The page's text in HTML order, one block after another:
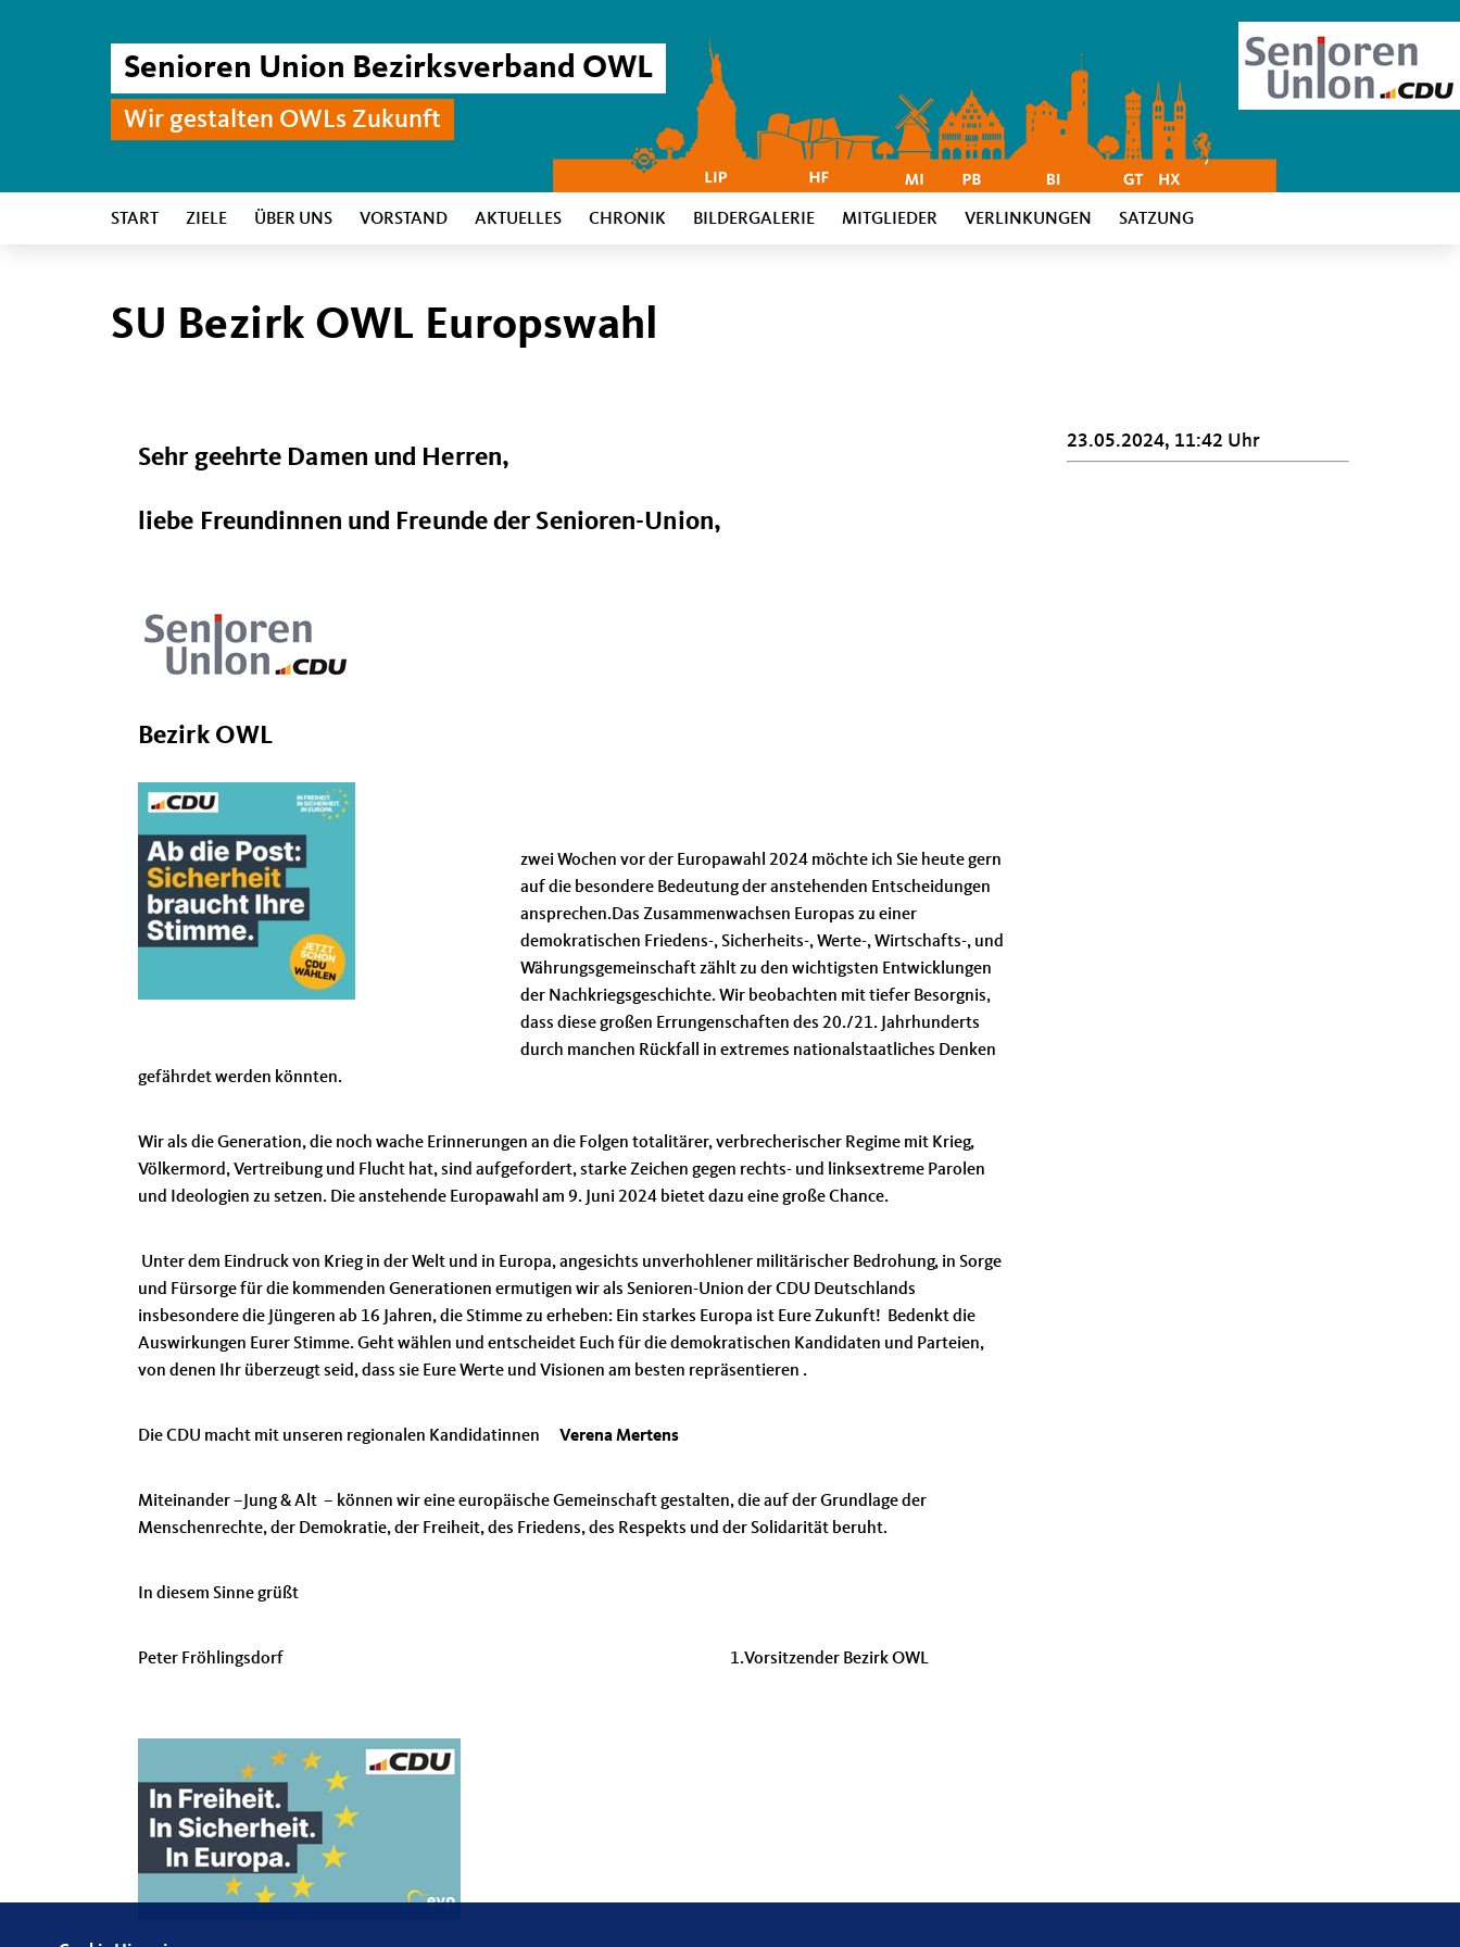
Senioren Union Bezirksverband OWL
Wir gestalten OWLs Zukunft
START ZIELE ÜBER UNS VORSTAND AKTUELLES CHRONIK BILDERGALERIE MITGLIEDER VERLINKUNGEN SATZUNG
SU Bezirk OWL Europswahl
Sehr geehrte Damen und Herren,
liebe Freundinnen und Freunde der Senioren-Union,
Bezirk OWL
zwei Wochen vor der Europawahl 2024 möchte ich Sie heute gern
auf die besondere Bedeutung der anstehenden Entscheidungen
ansprechen.Das Zusammenwachsen Europas zu einer
demokratischen Friedens-, Sicherheits-, Werte-, Wirtschafts-, und
Währungsgemeinschaft zählt zu den wichtigsten Entwicklungen
der Nachkriegsgeschichte. Wir beobachten mit tiefer Besorgnis,
dass diese großen Errungenschaften des 20./21. Jahrhunderts
durch manchen Rückfall in extremes nationalstaatliches Denken
gefährdet werden könnten.
Wir als die Generation, die noch wache Erinnerungen an die Folgen totalitärer, verbrecherischer Regime mit Krieg,
Völkermord, Vertreibung und Flucht hat, sind aufgefordert, starke Zeichen gegen rechts- und linksextreme Parolen
und Ideologien zu setzen. Die anstehende Europawahl am 9. Juni 2024 bietet dazu eine große Chance.
Unter dem Eindruck von Krieg in der Welt und in Europa, angesichts unverhohlener militärischer Bedrohung, in Sorge
und Fürsorge für die kommenden Generationen ermutigen wir als Senioren-Union der CDU Deutschlands
insbesondere die Jüngeren ab 16 Jahren, die Stimme zu erheben: Ein starkes Europa ist Eure Zukunft! Bedenkt die
Auswirkungen Eurer Stimme. Geht wählen und entscheidet Euch für die demokratischen Kandidaten und Parteien,
von denen Ihr überzeugt seid, dass sie Eure Werte und Visionen am besten repräsentieren .
Die CDU macht mit unseren regionalen Kandidatinnen Verena Mertens
Miteinander –Jung & Alt – können wir eine europäische Gemeinschaft gestalten, die auf der Grundlage der
Menschenrechte, der Demokratie, der Freiheit, des Friedens, des Respekts und der Solidarität beruht.
In diesem Sinne grüßt
Peter Fröhlingsdorf 1.Vorsitzender Bezirk OWL
23.05.2024, 11:42 Uhr